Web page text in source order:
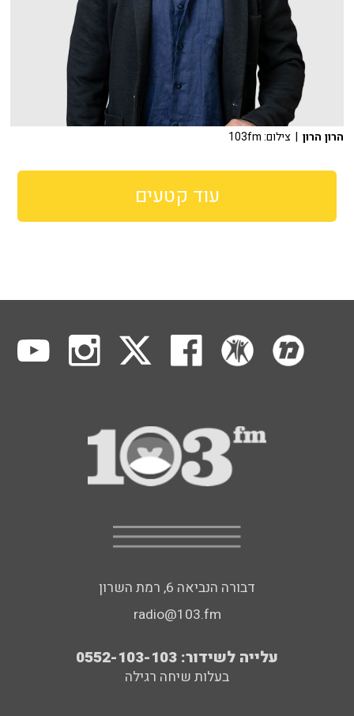
הרון הרון | צילום: 103fm
עוד קטעים
דבורה הנביאה 6, רמת השרון
radio@103.fm
עלייה לשידור: 0552-103-103
בעלות שיחה רגילה